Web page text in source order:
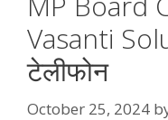
Vasanti
टेलीफोन
October 25, 2024